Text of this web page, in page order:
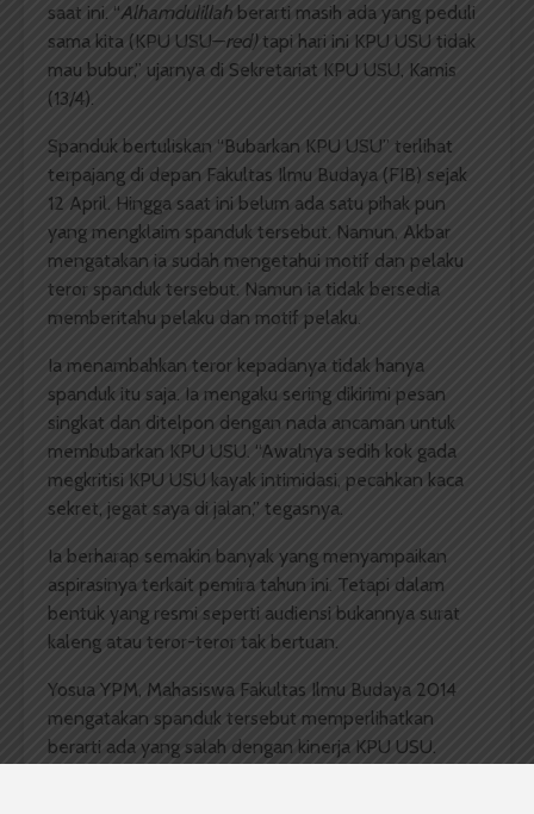
saat ini. “Alhamdulillah berarti masih ada yang peduli
sama kita (KPU USU—red)tapi hari ini KPU USU tidak
mau bubur,” ujarnya di Sekretariat KPU USU, Kamis
(13/4).
Spanduk bertuliskan “Bubarkan KPU USU” terlihat
terpajang di depan Fakultas Ilmu Budaya (FIB) sejak
12 April. Hingga saat ini belum ada satu pihak pun
yang mengklaim spanduk tersebut. Namun, Akbar
mengatakan ia sudah mengetahui motif dan pelaku
teror spanduk tersebut. Namun ia tidak bersedia
memberitahu pelaku dan motif pelaku.
Ia menambahkan teror kepadanya tidak hanya
spanduk itu saja. Ia mengaku sering dikirimi pesan
singkat dan ditelpon dengan nada ancaman untuk
membubarkan KPU USU. “Awalnya sedih kok gada
megkritisi KPU USU kayak intimidasi, pecahkan kaca
sekret, jegat saya di jalan,” tegasnya.
Ia berharap semakin banyak yang menyampaikan
aspirasinya terkait pemira tahun ini. Tetapi dalam
bentuk yang resmi seperti audiensi bukannya surat
kaleng atau teror-teror tak bertuan.
Yosua YPM, Mahasiswa Fakultas Ilmu Budaya 2014
mengatakan spanduk tersebut memperlihatkan
berarti ada yang salah dengan kinerja KPU USU.